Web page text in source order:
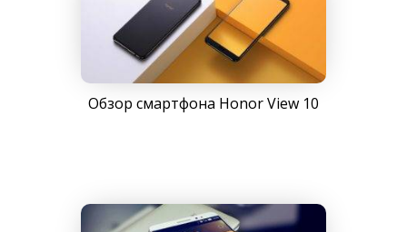
Обзор смартфона Honor View 10